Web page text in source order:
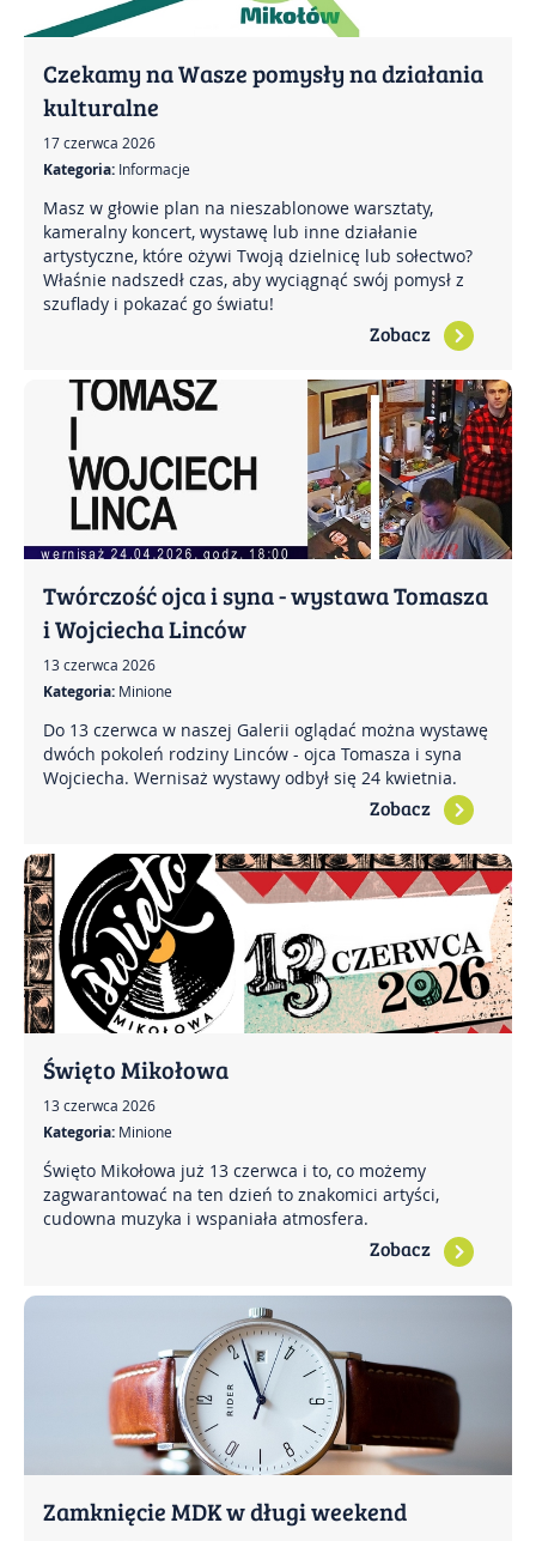
Czekamy na Wasze pomysły na działania
kulturalne
17 czerwca 2026
Kategoria: Informacje
Masz w głowie plan na nieszablonowe warsztaty,
kameralny koncert, wystawę lub inne działanie
artystyczne, które ożywi Twoją dzielnicę lub sołectwo?
Właśnie nadszedł czas, aby wyciągnąć swój pomysł z
szuflady i pokazać go światu!
Zobacz
Twórczość ojca i syna - wystawa Tomasza
i Wojciecha Linców
13 czerwca 2026
Kategoria: Minione
Do 13 czerwca w naszej Galerii oglądać można wystawę
dwóch pokoleń rodziny Linców - ojca Tomasza i syna
Wojciecha. Wernisaż wystawy odbył się 24 kwietnia.
Zobacz
Święto Mikołowa
13 czerwca 2026
Kategoria: Minione
Święto Mikołowa już 13 czerwca i to, co możemy
zagwarantować na ten dzień to znakomici artyści,
cudowna muzyka i wspaniała atmosfera.
Zobacz
Zamknięcie MDK w długi weekend